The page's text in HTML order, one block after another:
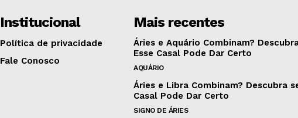
Institucional
Política de privacidade
Fale Conosco
Mais recentes
Áries e Aquário Combinam?
Esse Casal Pode Dar Certo
AQUÁRIO
Áries e Libra Combinam? Descubra
Casal Pode Dar Certo
SIGNO DE ÁRIES